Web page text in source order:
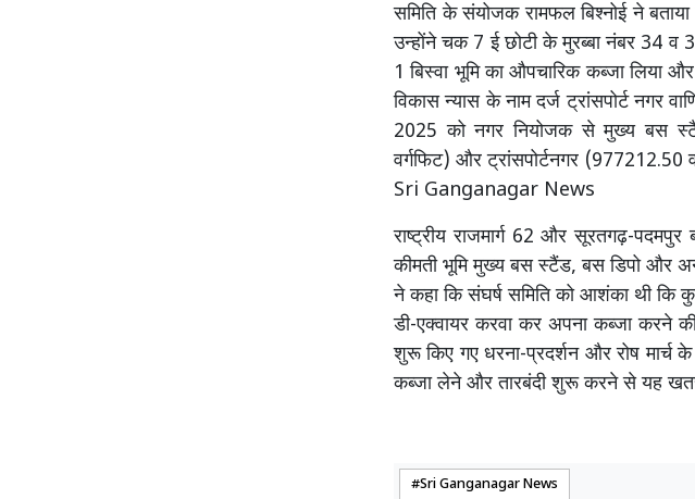
समिति के संयोजक रामफल बिश्नोई ने
उन्होंने चक 7 ई छोटी के मुरब्बा नंबर 34 व
1 बिस्वा भूमि का औपचारिक कब्जा लिया
विकास न्यास के नाम दर्ज ट्रांसपोर्ट नगर
2025 को नगर नियोजक से मुख्य बस
वर्गफिट) और ट्रांसपोर्टनगर (977212.50
Sri Ganganagar News
राष्ट्रीय राजमार्ग 62 और सूरतगढ़-
कीमती भूमि मुख्य बस स्टैंड, बस डिपो और
ने कहा कि संघर्ष समिति को आशंका थी कि
डी-एक्वायर करवा कर अपना कब्जा करने
शुरू किए गए धरना-प्रदर्शन और रोष मार्च
कब्जा लेने और तारबंदी शुरू करने से यह
Sri Ganganagar News